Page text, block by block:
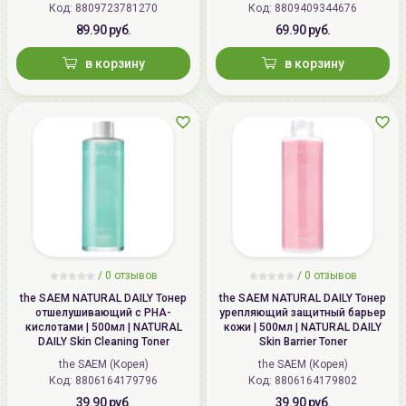
Способ применения:
Нанесите флюид при помощи
ватного диска или подушечек пальцев на
очищеннуюкожу лица. Завершите уходкремом.
Наибольшего эффекта можно достичь используя
Код: 8809723781270
89.90 руб.
в корзину
Код: 8809409344676
69.90 руб.
в корзину
/ 0 отзывов
the SAEM NATURAL DAILY Тонер
отшелушивающий с PHA-
кислотами | 500мл | NATURAL
DAILY Skin Cleaning Toner
the SAEM (Корея)
Код: 8806164179796
39.90 руб.
/ 0 отзывов
the SAEM NATURAL DAILY Тонер
урепляющий защитный барьер
кожи | 500мл | NATURAL DAILY
Skin Barrier Toner
the SAEM (Корея)
Код: 8806164179802
39.90 руб.